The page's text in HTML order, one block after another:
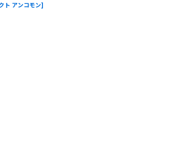
ト アンコモン]